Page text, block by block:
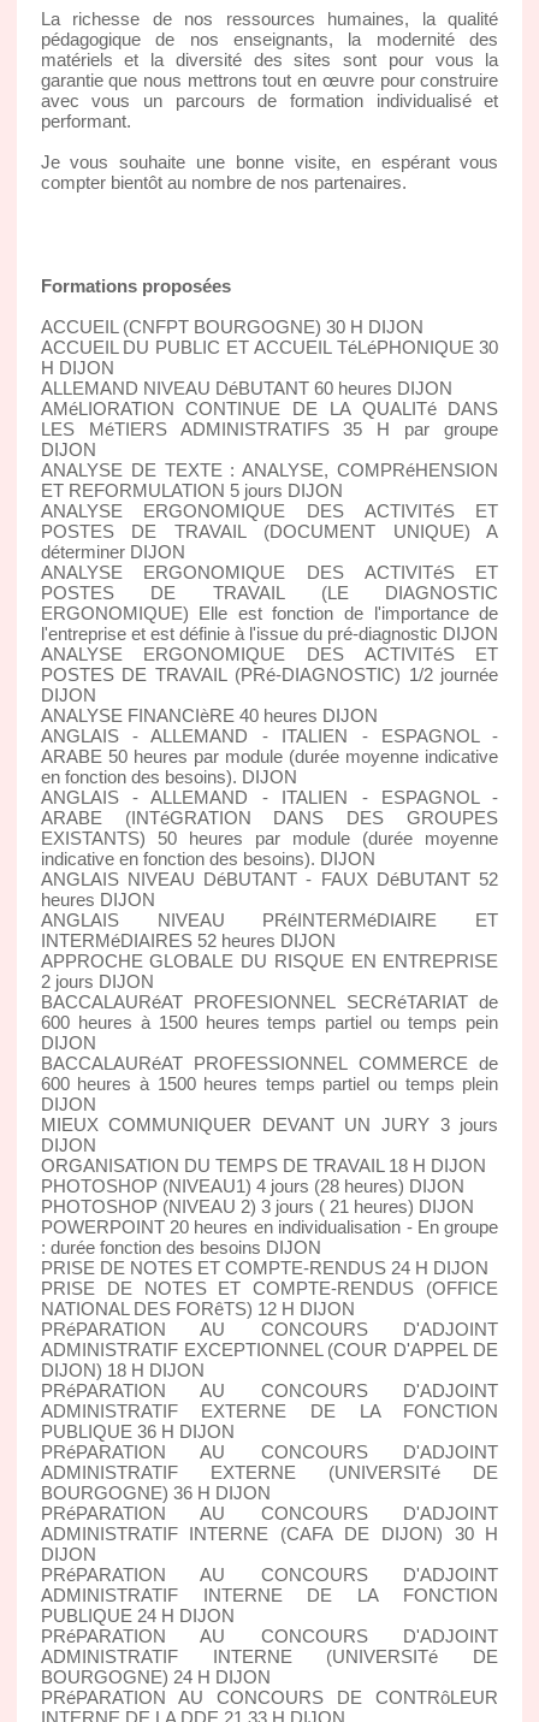
La richesse de nos ressources humaines, la qualité
pédagogique de nos enseignants, la modernité des
matériels et la diversité des sites sont pour vous la
garantie que nous mettrons tout en œuvre pour construire
avec vous un parcours de formation individualisé et
performant.
Je vous souhaite une bonne visite, en espérant vous
compter bientôt au nombre de nos partenaires.
Formations proposées
ACCUEIL (CNFPT BOURGOGNE) 30 H DIJON
ACCUEIL DU PUBLIC ET ACCUEIL TéLéPHONIQUE 30
H DIJON
ALLEMAND NIVEAU DéBUTANT 60 heures DIJON
AMéLIORATION CONTINUE DE LA QUALITé DANS
LES MéTIERS ADMINISTRATIFS 35 H par groupe
DIJON
ANALYSE DE TEXTE : ANALYSE, COMPRéHENSION
ET REFORMULATION 5 jours DIJON
ANALYSE ERGONOMIQUE DES ACTIVITéS ET
POSTES DE TRAVAIL (DOCUMENT UNIQUE) A
déterminer DIJON
ANALYSE ERGONOMIQUE DES ACTIVITéS ET
POSTES DE TRAVAIL (LE DIAGNOSTIC
ERGONOMIQUE) Elle est fonction de l'importance de
l'entreprise et est définie à l'issue du pré-diagnostic DIJON
ANALYSE ERGONOMIQUE DES ACTIVITéS ET
POSTES DE TRAVAIL (PRé-DIAGNOSTIC) 1/2 journée
DIJON
ANALYSE FINANCIèRE 40 heures DIJON
ANGLAIS - ALLEMAND - ITALIEN - ESPAGNOL -
ARABE 50 heures par module (durée moyenne indicative
en fonction des besoins). DIJON
ANGLAIS - ALLEMAND - ITALIEN - ESPAGNOL -
ARABE (INTéGRATION DANS DES GROUPES
EXISTANTS) 50 heures par module (durée moyenne
indicative en fonction des besoins). DIJON
ANGLAIS NIVEAU DéBUTANT - FAUX DéBUTANT 52
heures DIJON
ANGLAIS NIVEAU PRéINTERMéDIAIRE ET
INTERMéDIAIRES 52 heures DIJON
APPROCHE GLOBALE DU RISQUE EN ENTREPRISE
2 jours DIJON
BACCALAURéAT PROFESIONNEL SECRéTARIAT de
600 heures à 1500 heures temps partiel ou temps pein
DIJON
BACCALAURéAT PROFESSIONNEL COMMERCE de
600 heures à 1500 heures temps partiel ou temps plein
DIJON
MIEUX COMMUNIQUER DEVANT UN JURY 3 jours
DIJON
ORGANISATION DU TEMPS DE TRAVAIL 18 H DIJON
PHOTOSHOP (NIVEAU1) 4 jours (28 heures) DIJON
PHOTOSHOP (NIVEAU 2) 3 jours ( 21 heures) DIJON
POWERPOINT 20 heures en individualisation - En groupe
: durée fonction des besoins DIJON
PRISE DE NOTES ET COMPTE-RENDUS 24 H DIJON
PRISE DE NOTES ET COMPTE-RENDUS (OFFICE
NATIONAL DES FORêTS) 12 H DIJON
PRéPARATION AU CONCOURS D'ADJOINT
ADMINISTRATIF EXCEPTIONNEL (COUR D'APPEL DE
DIJON) 18 H DIJON
PRéPARATION AU CONCOURS D'ADJOINT
ADMINISTRATIF EXTERNE DE LA FONCTION
PUBLIQUE 36 H DIJON
PRéPARATION AU CONCOURS D'ADJOINT
ADMINISTRATIF EXTERNE (UNIVERSITé DE
BOURGOGNE) 36 H DIJON
PRéPARATION AU CONCOURS D'ADJOINT
ADMINISTRATIF INTERNE (CAFA DE DIJON) 30 H
DIJON
PRéPARATION AU CONCOURS D'ADJOINT
ADMINISTRATIF INTERNE DE LA FONCTION
PUBLIQUE 24 H DIJON
PRéPARATION AU CONCOURS D'ADJOINT
ADMINISTRATIF INTERNE (UNIVERSITé DE
BOURGOGNE) 24 H DIJON
PRéPARATION AU CONCOURS DE CONTRôLEUR
INTERNE DE LA DDE 21 33 H DIJON